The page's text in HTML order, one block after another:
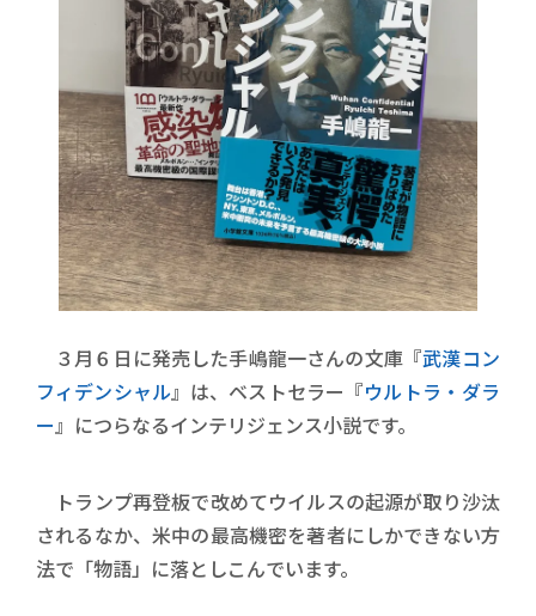
３月６日に発売した手嶋龍一さんの文庫『武漢コン
フィデンシャル』は、ベストセラー『ウルトラ・ダラ
ー』につらなるインテリジェンス小説です。
トランプ再登板で改めてウイルスの起源が取り沙汰
されるなか、米中の最高機密を著者にしかできない方
法で「物語」に落としこんでいます。